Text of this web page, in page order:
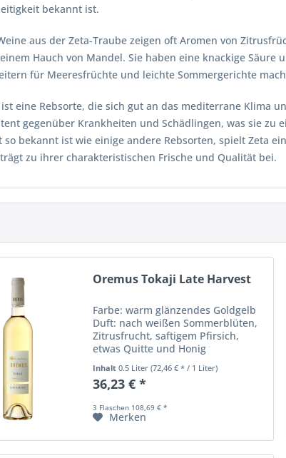
bekannt ist.
aus der Zeta-Traube zeigen oft Aromen von
Hauch von Mandel. Sie haben eine knackige
für Meeresfrüchte und leichte Sommergerichte
eine Rebsorte, die sich gut an das mediterrane Klima
gegenüber Krankheiten und Schädlingen, was sie
so bekannt ist wie einige andere Rebsorten, spielt Zeta
zu ihrer charakteristischen Frische und Qualität bei.
Oremus Tokaji Late Harvest
Farbe: warm glänzendes Goldgelb
Duft: nach weißen Sommerblüten,
Zitrusfrucht, saftigem Pfirsich,
etwas Quitte und Honig
Geschmack: vollmundig mit
aromatisch reifer Frucht (Aprikose,
Birne, Zitrone), die saftige Süße
Inhalt 0.5 Liter (72,46 € * / 1 Liter)
36,23 € *
3 Flaschen 108,69 € *
Merken